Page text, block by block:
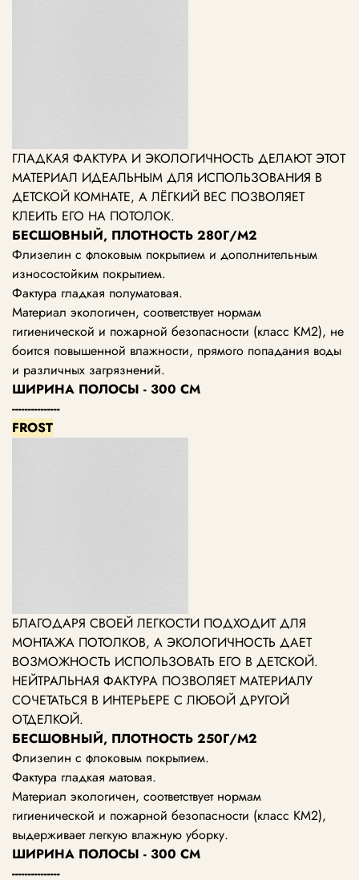
ГЛАДКАЯ ФАКТУРА И ЭКОЛОГИЧНОСТЬ ДЕЛАЮТ ЭТОТ
МАТЕРИАЛ ИДЕАЛЬНЫМ ДЛЯ ИСПОЛЬЗОВАНИЯ В
ДЕТСКОЙ КОМНАТЕ, А ЛЁГКИЙ ВЕС ПОЗВОЛЯЕТ
КЛЕИТЬ ЕГО НА ПОТОЛОК.
БЕСШОВНЫЙ, ПЛОТНОСТЬ 280Г/М2
Флизелин с флоковым покрытием и дополнительным
износостойким покрытием.
Фактура гладкая полуматовая.
Материал экологичен, соответствует нормам
гигиенической и пожарной безопасности (класс КМ2), не
боится повышенной влажности, прямого попадания воды
и различных загрязнений.
ШИРИНА ПОЛОСЫ - 300 СМ
---------------
FROST
БЛАГОДАРЯ СВОЕЙ ЛЕГКОСТИ ПОДХОДИТ ДЛЯ
МОНТАЖА ПОТОЛКОВ, А ЭКОЛОГИЧНОСТЬ ДАЕТ
ВОЗМОЖНОСТЬ ИСПОЛЬЗОВАТЬ ЕГО В ДЕТСКОЙ.
НЕЙТРАЛЬНАЯ ФАКТУРА ПОЗВОЛЯЕТ МАТЕРИАЛУ
СОЧЕТАТЬСЯ В ИНТЕРЬЕРЕ С ЛЮБОЙ ДРУГОЙ
ОТДЕЛКОЙ.
БЕСШОВНЫЙ, ПЛОТНОСТЬ 250Г/М2
Флизелин с флоковым покрытием.
Фактура гладкая матовая.
Материал экологичен, соответствует нормам
гигиенической и пожарной безопасности (класс KM2),
выдерживает легкую влажную уборку.
ШИРИНА ПОЛОСЫ - 300 СМ
---------------